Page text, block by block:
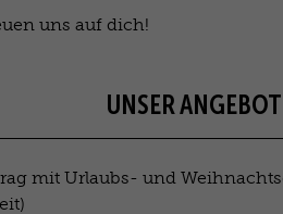
uns auf dich!
UNSER ANGEBOT
mit Urlaubs- und